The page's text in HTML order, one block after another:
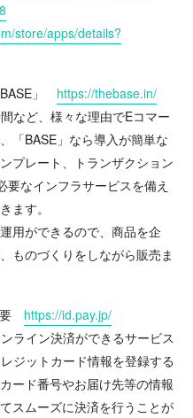
store/apps/details?
」 https://thebase.in/
など、様々な理由でEコマー
「BASE」なら導入が簡単な
プレート、トランザクション
なインフラサービスを備え
ます。
用ができるので、商品を企
ものづくりをしながら販売ま
https://id.pay.jp/
ライン決済ができるサービス
ジットカード情報を登録する
ード番号やお届け先等の情報
スムーズに決済を行うことが